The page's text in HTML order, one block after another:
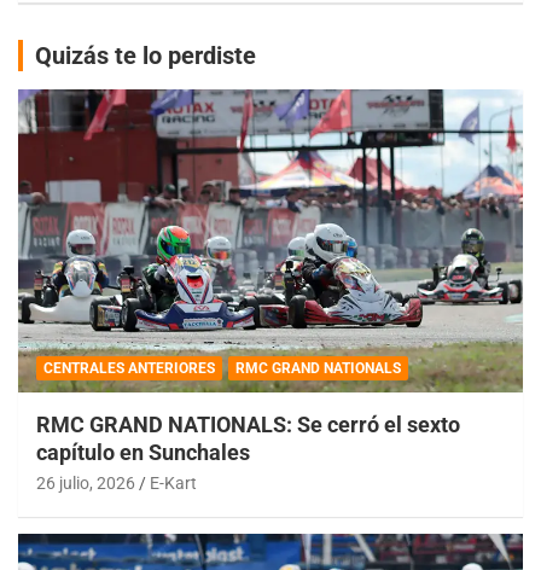
Quizás te lo perdiste
CENTRALES ANTERIORES RMC GRAND NATIONALS
RMC GRAND NATIONALS: Se cerró el sexto
capítulo en Sunchales
26 julio, 2026 E-Kart